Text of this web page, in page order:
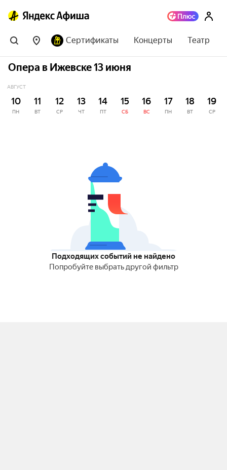
Сертификаты Концерты Театр
Опера в Ижевске 13 июня
АВГУСТ
10
ПН
11
ВТ
12
СР
13
ЧТ
14
ПТ
15
СБ
16
ВС
17
ПН
18
ВТ
19
СР
Подходящих событий не найдено
Попробуйте выбрать другой фильтр